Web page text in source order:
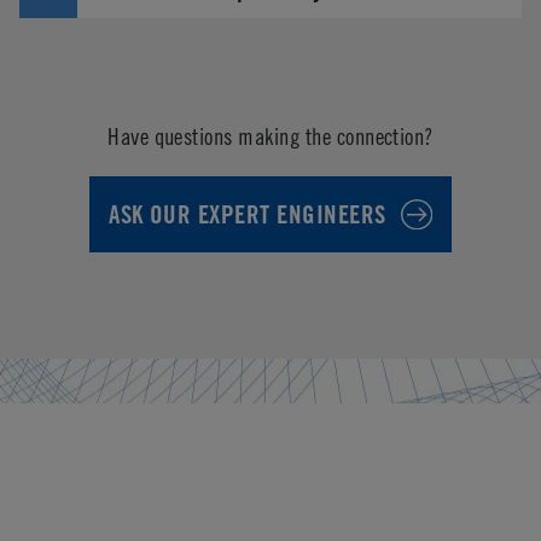
Have questions making the connection?
ASK OUR EXPERT ENGINEERS